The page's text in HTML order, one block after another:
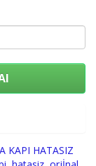
KAPI HATASIZ